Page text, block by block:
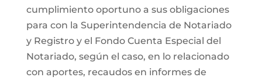
cumplimiento oportuno a sus obligaciones
para con la Superintendencia de Notariado
y Registro y el Fondo Cuenta Especial del
Notariado, según el caso, en lo relacionado
con aportes, recaudos en informes de